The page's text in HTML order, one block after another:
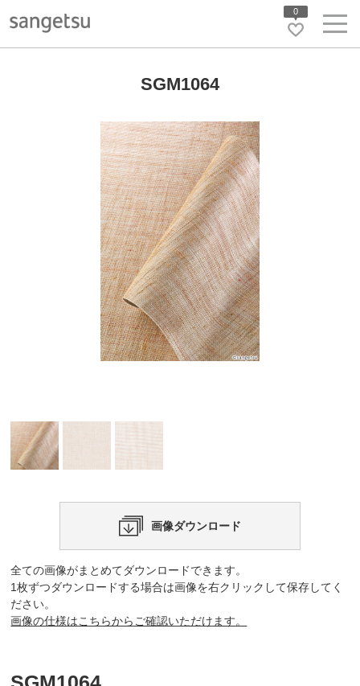
0
SGM1064
画像ダウンロード
全ての画像がまとめてダウンロードできます。
1枚ずつダウンロードする場合は画像を右クリックして保存してく
ださい。
画像の仕様はこちらからご確認いただけます。